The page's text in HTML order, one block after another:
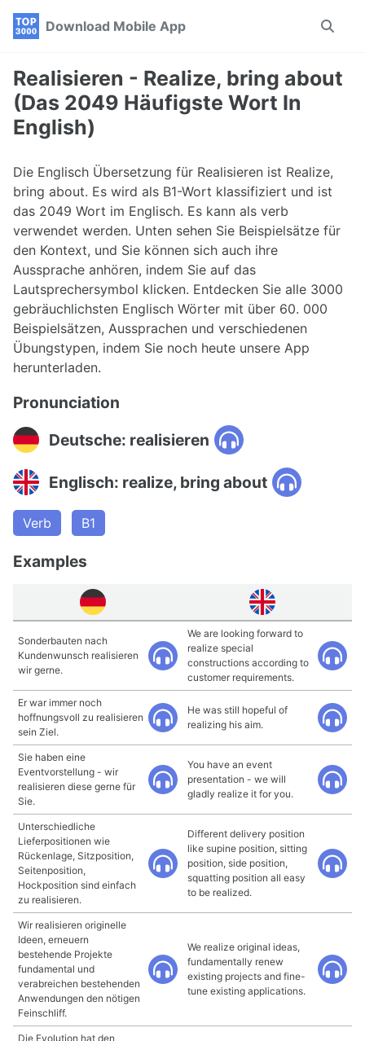
Skip
navigation
Skip
Skip
Download Mobile App
Toggle
Realisieren - Realize, bring about
(Das 2049 Häufigste Wort In
English)
Die Englisch Übersetzung für Realisieren ist Realize,
bring about. Es wird als B1-Wort klassifiziert und ist
das 2049 Wort im Englisch. Es kann als verb
verwendet werden. Unten sehen Sie Beispielsätze für
den Kontext, und Sie können sich auch ihre
Aussprache anhören, indem Sie auf das
Lautsprechersymbol klicken. Entdecken Sie alle 3000
gebräuchlichsten Englisch Wörter mit über 60. 000
Beispielsätzen, Aussprachen und verschiedenen
Übungstypen, indem Sie noch heute unsere App
herunterladen.
Pronunciation
Deutsche: realisieren
Englisch: realize, bring about
Verb B1
Examples
Sonderbauten nach
Kundenwunsch realisieren
wir gerne.
We are looking forward to
realize special
constructions according to
customer requirements.
Er war immer noch
hoffnungsvoll zu realisieren
sein Ziel.
He was still hopeful of
realizing his aim.
Sie haben eine
Eventvorstellung - wir
realisieren diese gerne für
Sie.
You have an event
presentation - we will
gladly realize it for you.
Unterschiedliche
Lieferpositionen wie
Rückenlage, Sitzposition,
Seitenposition,
Hockposition sind einfach
zu realisieren.
Different delivery position
like supine position, sitting
position, side position,
squatting position all easy
to be realized.
Wir realisieren originelle
Ideen, erneuern
bestehende Projekte
fundamental und
verabreichen bestehenden
Anwendungen den nötigen
Feinschliff.
We realize original ideas,
fundamentally renew
existing projects and fine-
tune existing applications.
Die Evolution hat den